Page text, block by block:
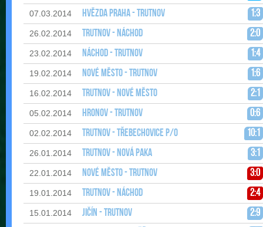
07.03.2014 Hvězda Praha - Trutnov 1:3
26.02.2014 Trutnov - Náchod 2:0
23.02.2014 Náchod - Trutnov 1:4
19.02.2014 Nové Město - Trutnov 1:6
16.02.2014 Trutnov - Nové Město 2:1
05.02.2014 Hronov - Trutnov 0:6
02.02.2014 Trutnov - Třebechovice p/O 10:1
26.01.2014 Trutnov - Nová Paka 3:1
22.01.2014 Nové Město - Trutnov 3:0
19.01.2014 Trutnov - Náchod 2:4
15.01.2014 Jičín - Trutnov 2:9